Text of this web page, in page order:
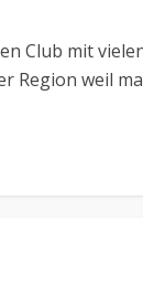
Club mit
Region weil